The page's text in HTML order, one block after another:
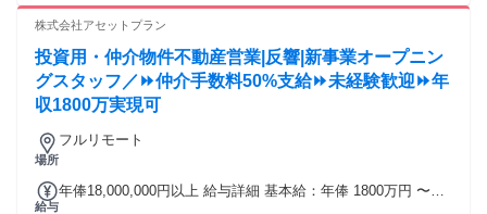
ョンができる * 自己管理・責任感がある * 「もっと上手くな
中でもサービス急拡大中のため、昨日までのルールが今日変
わることも珍しくありません。 ITツール（Slackなど）の活用
やオペレーションの変更に対し、前向き且つスピーディーに
順応できることが求められます！
株式会社アセットプラン
投資用・仲介物件不動産営業|反響|新事業オープニン
グスタッフ／⏩仲介手数料50%支給⏩未経験歓迎⏩年
収1800万実現可
場所
フルリモート
給与
年俸18,000,000円以上 給与詳細 基本給：年俸 1800万円 〜